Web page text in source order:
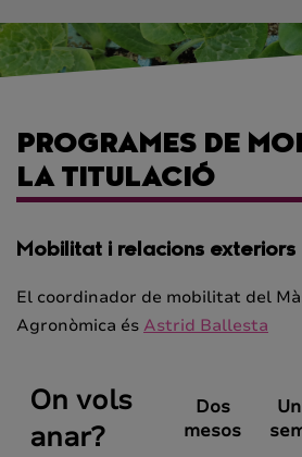
PROGRAMES DE
LA TITULACIÓ
Mobilitat i relacions exteriors
El coordinador de mobilitat del
Agronòmica és Astrid Ballesta
On vols
anar?
Dos
mesos